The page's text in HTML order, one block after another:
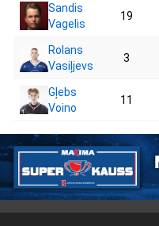
Sandis
Vagelis
19
Rolans
Vasiļjevs
3
Gļebs
Voino
11